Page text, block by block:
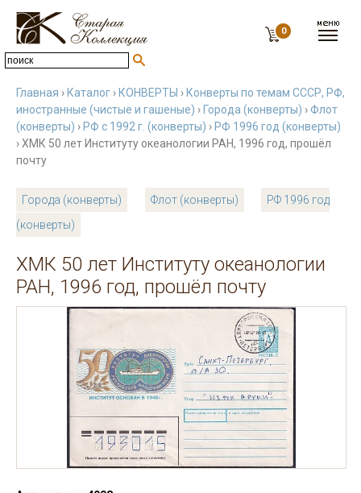
0
Главная › Каталог › КОНВЕРТЫ › Конверты по темам СССР, РФ,
иностранные (чистые и гашеные) › Города (конверты) ›Флот
(конверты) › РФ с 1992 г. (конверты) › РФ 1996 год (конверты)
› ХМК 50 лет Институту океанологии РАН, 1996 год, прошёл
почту
Города (конверты) Флот (конверты)
РФ 1996 год
(конверты)
ХМК 50 лет Институту океанологии
РАН, 1996 год, прошёл почту